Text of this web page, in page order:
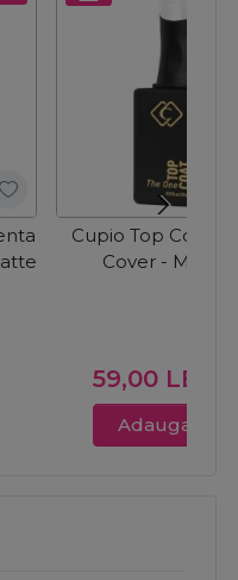
Cupio Top Coat
Cover - Milky
59,00 LEI
Adauga in